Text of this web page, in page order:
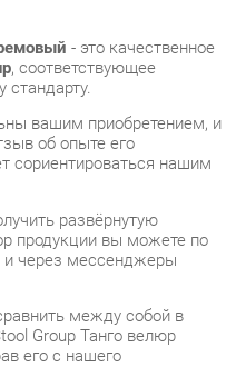
вашим приобретением, и
нашим
продукции вы можете по
через мессенджеры
между собой в
Group Танго велюр
его с нашего
Полный список
Велюр